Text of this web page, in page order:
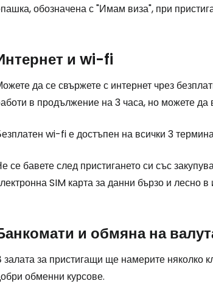
обозначена с "Имам виза", при
и wi-fi
да се свържете с интернет чрез
в продължение на 3 часа, но можете да
wi-fi е достъпен на всички 3
се бавете след пристигането си със
SIM карта за данни бързо и лесно в
и обмяна на
залата за пристигащи ще намерите няколко
обменни курсове.